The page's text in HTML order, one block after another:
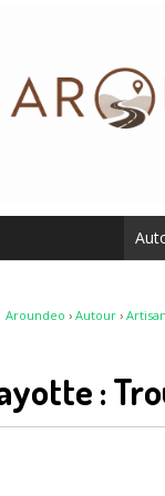
Aroundeo › Autour›
: